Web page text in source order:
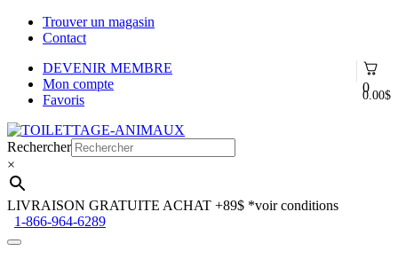
Trouver un magasin
Contact
0
0.00$
DEVENIR MEMBRE
Mon compte
Favoris
Aller
à
la
navigation
Aller
au
contenu
Rechercher
×
LIVRAISON GRATUITE ACHAT +89$ *voir conditions
1-866-964-6289